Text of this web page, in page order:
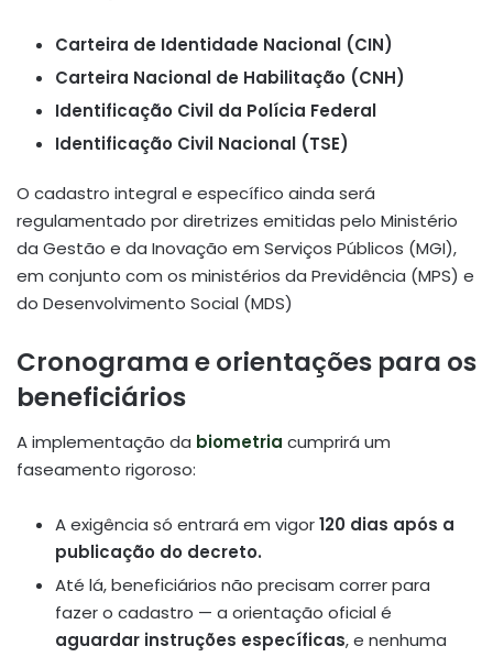
Carteira de Identidade Nacional (CIN)
Carteira Nacional de Habilitação (CNH)
Identificação Civil da Polícia Federal
Identificação Civil Nacional (TSE)
O cadastro integral e específico ainda será
regulamentado por diretrizes emitidas pelo Ministério
da Gestão e da Inovação em Serviços Públicos (MGI),
em conjunto com os ministérios da Previdência (MPS) e
do Desenvolvimento Social (MDS)
Cronograma e orientações para os
beneficiários
A implementação da biometria cumprirá um
faseamento rigoroso:
A exigência só entrará em vigor120 dias após a
publicação do decreto.
Até lá, beneficiários não precisam correr para
fazer o cadastro — a orientação oficial é
aguardar instruções específicas, e nenhuma